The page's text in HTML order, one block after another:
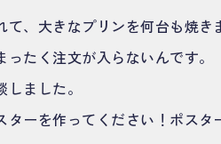
、大きなプリンを何台も焼き
たく注文が入らないんです。
ました。
ターを作ってください！ポスタ